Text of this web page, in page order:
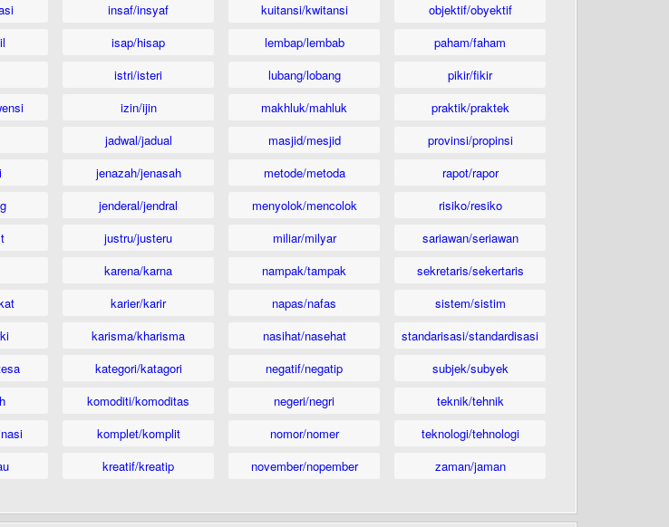
insaf/insyaf
isap/hisap
istri/isteri
izin/ijin
jadwal/jadual
jenazah/jenasah
jenderal/jendral
justru/justeru
karena/karna
karier/karir
karisma/kharisma
kategori/katagori
komoditi/komoditas
komplet/komplit
kreatif/kreatip
kuitansi/kwitansi
lembap/lembab
lubang/lobang
makhluk/mahluk
masjid/mesjid
metode/metoda
menyolok/mencolok
miliar/milyar
nampak/tampak
napas/nafas
nasihat/nasehat
negatif/negatip
negeri/negri
nomor/nomer
november/nopember
objektif/obyektif
paham/faham
pikir/fikir
praktik/praktek
provinsi/propinsi
rapot/rapor
risiko/resiko
sariawan/seriawan
sekretaris/sekertaris
sistem/sistim
standarisasi/standardisasi
subjek/subyek
teknik/tehnik
teknologi/tehnologi
zaman/jaman